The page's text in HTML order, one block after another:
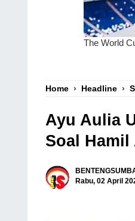
Home › Headline ›
Ayu Aulia
Soal Hamil
Rabu, 02 April